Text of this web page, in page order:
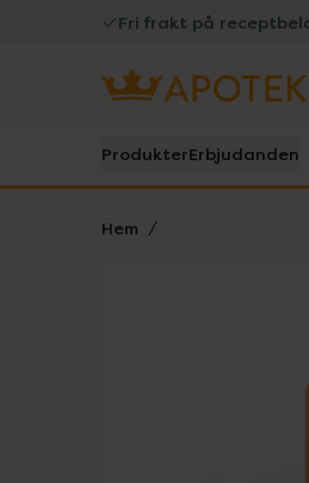
Fri frakt på
ProdukterErbjudanden
Hem
Lista: .